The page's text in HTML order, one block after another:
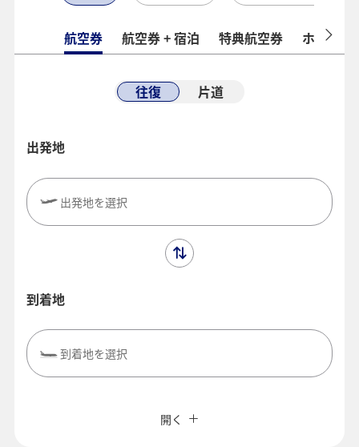
航空券 航空券 + 宿泊 特典航空券 ホテル
往復 片道
出発地
出発地を選択
到着地
到着地を選択
往復で異なるクラスで検索開く